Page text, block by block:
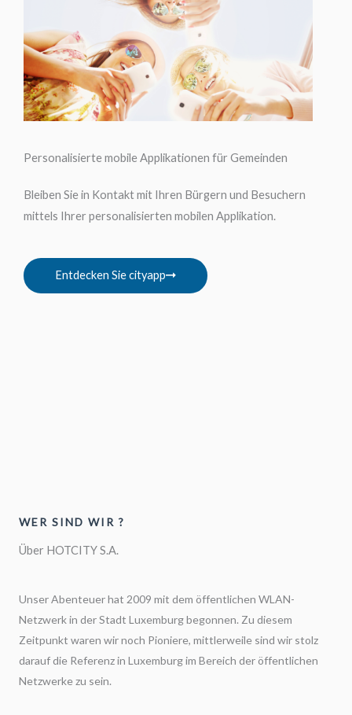
Personalisierte mobile Applikationen für Gemeinden
Bleiben Sie in Kontakt mit Ihren Bürgern und Besuchern
mittels Ihrer personalisierten mobilen Applikation.
Entdecken Sie cityapp
WER SIND WIR ?
Über HOTCITY S.A.
Unser Abenteuer hat 2009 mit dem öffentlichen WLAN-
Netzwerk in der Stadt Luxemburg begonnen. Zu diesem
Zeitpunkt waren wir noch Pioniere, mittlerweile sind wir stolz
darauf die Referenz in Luxemburg im Bereich der öffentlichen
Netzwerke zu sein.